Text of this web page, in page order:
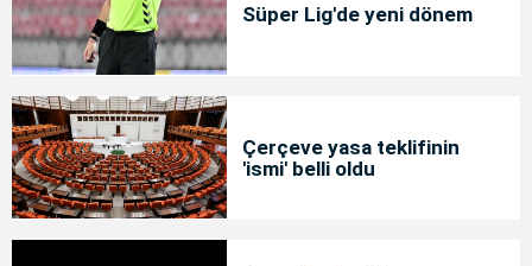
Süper Lig'de yeni dönem
Çerçeve yasa teklifinin
'ismi' belli oldu